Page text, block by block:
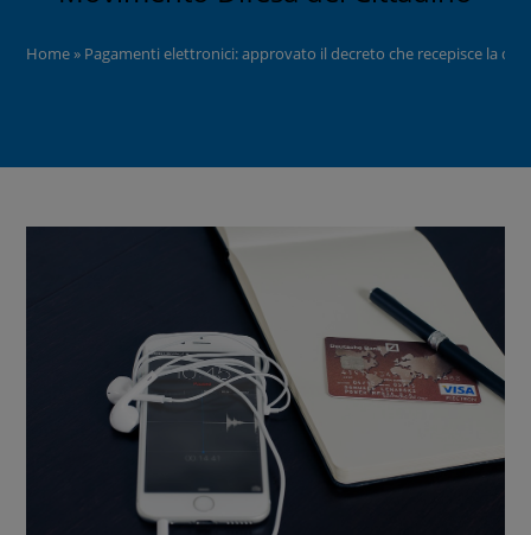
Home» Pagamenti elettronici: approvato il decreto che recepisce la